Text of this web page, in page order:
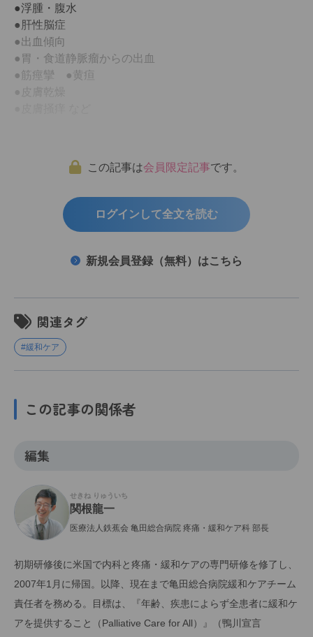
●浮腫・腹水
●肝性脳症
●出血傾向
●胃・食道静脈瘤からの出血
●筋痙攣 ●黄疸
この記事は会員限定記事です。
ログインして全文を読む
新規会員登録（無料）はこちら
関連タグ
#緩和ケア
この記事の関係者
編集
せきね りゅういち
関根龍一
医療法人鉄蕉会 亀田総合病院 疼痛・緩和ケア科 部長
初期研修後に米国で内科と疼痛・緩和ケアの専門研修を修了し、
2007年1月に帰国。以降、現在まで亀田総合病院緩和ケアチーム
責任者を務める。目標は、『年齢、疾患によらず全患者に緩和ケ
アを提供すること（Palliative Care for All）』（鴨川宣言